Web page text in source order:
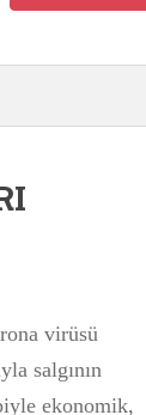
virüsü
salgının
ekonomik,